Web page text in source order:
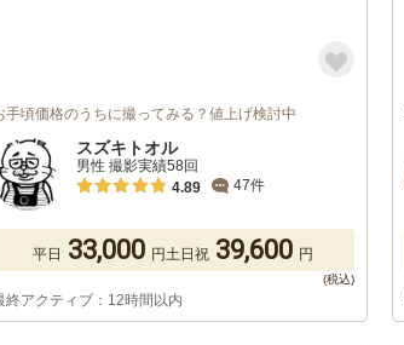
手頃価格のうちに撮ってみる？値上げ検討中
スズキトオル
男性 撮影実績58回
4.89
47件
平日 33,000 円土日祝 39,600 円
終アクティブ：12時間以内